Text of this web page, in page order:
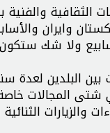
والفنية
وايران
ولا شك
البلدين لعدة
شتى المجالات